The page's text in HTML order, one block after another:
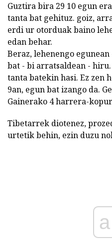
Guztira bira 29 10 egun
tanta bat gehituz. goiz,
erdi ur otorduak baino
edan behar.
Beraz, lehenengo
bat - bi arratsaldean -
tanta batekin hasi. Ez zen
9an, egun bat izango da.
Gainerako 4 harrera-
Tibetarrek diotenez,
urtetik behin, ezin duzu